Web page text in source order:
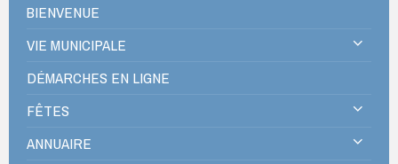
BIENVENUE
VIE MUNICIPALE
DÉMARCHES EN LIGNE
FÊTES
ANNUAIRE